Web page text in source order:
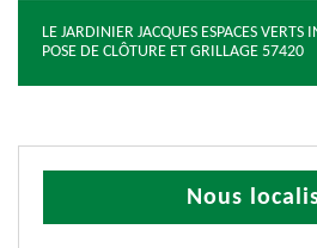
LE JARDINIER JACQUES ESPACES
POSE DE CLÔTURE ET GRILLAGE 57420
Nous